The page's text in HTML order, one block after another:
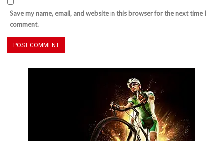
Save my name, email, and website in this browser for the next time I
comment.